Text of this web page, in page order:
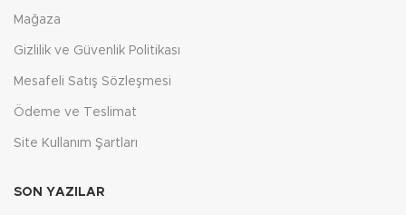
Mağaza
Gizlilik ve Güvenlik Politikası
Mesafeli Satış Sözleşmesi
Ödeme ve Teslimat
Site Kullanım Şartları
SON YAZILAR